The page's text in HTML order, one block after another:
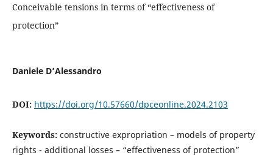
Conceivable tensions in terms of “effectiveness of
protection”
Daniele D’Alessandro
DOI: https://doi.org/10.57660/dpceonline.2024.2103
Keywords: constructive expropriation – models of property
rights - additional losses – “effectiveness of protection”